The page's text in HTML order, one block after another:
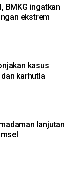
BMKG ingatkan
ekstrem
kasus
karhutla
lanjutan